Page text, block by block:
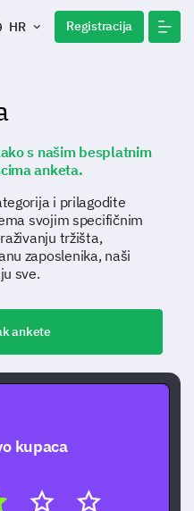
HR Registracija
s našim besplatnim
anketa.
i prilagodite
svojim specifičnim
tržišta,
zaposlenika, naši
sve.
ankete
kupaca